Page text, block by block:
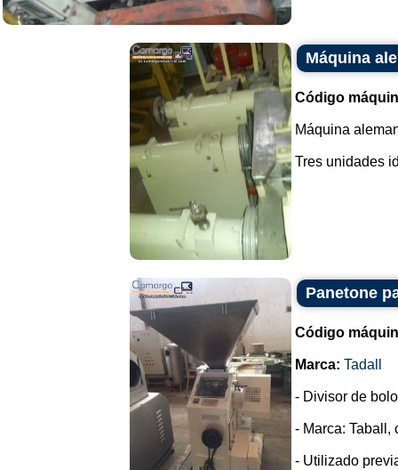
Máquina
Código
Máquina
Tres unidades
Panetone
Código
Marca: Tadall
- Divisor de
- Marca: Taball,
- Utilizado